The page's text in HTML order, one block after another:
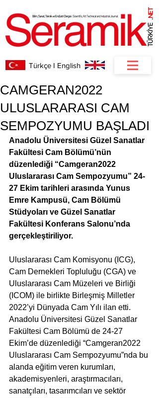
.
NET
Türkçe I English
CAMGERAN2022
ULUSLARARASI CAM
SEMPOZYUMU BAŞLADI
Anadolu Üniversitesi Güzel Sanatlar
Fakültesi Cam Bölümü’nün
düzenlediği “Camgeran2022
Uluslararası Cam Sempozyumu” 24-
27 Ekim tarihleri arasında Yunus
Emre Kampusü, Cam Bölümü
Stüdyoları ve Güzel Sanatlar
Fakültesi Konferans Salonu’nda
gerçekleştiriliyor.
Uluslararası Cam Komisyonu (ICG),
Cam Dernekleri Topluluğu (CGA) ve
Uluslararası Cam Müzeleri ve Birliği
(ICOM) ile birlikte Birleşmiş Milletler
2022’yi Dünyada Cam Yılı ilan etti.
Anadolu Üniversitesi Güzel Sanatlar
Fakültesi Cam Bölümü de 24-27
Ekim’de düzenlediği “Camgeran2022
Uluslararası Cam Sempozyumu”nda bu
alanda eğitim veren kurumları,
akademisyenleri, araştırmacıları,
sanatçıları, tasarımcıları ve sektör